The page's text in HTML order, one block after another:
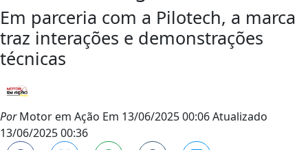
Em parceria com a Pilotech, a marca
traz interações e demonstrações
técnicas
PorMotor em Ação Em 13/06/2025 00:06Atualizado
13/06/2025 00:36